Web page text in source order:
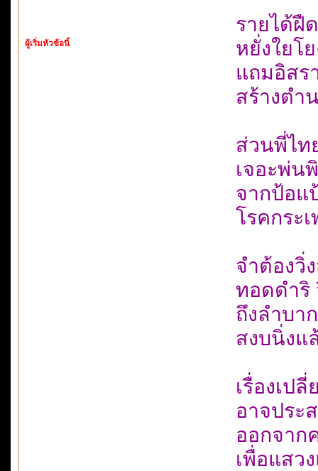
ผู้เริ่มหัวข้อนี้
รายได้ฝื
หยั่งใยโ
แถมอิสร
สร้างตำ
ส่วนพี่ไท
เจอะพ่น
จากป้อแ
โรคกระ
จำต้องวิ่
ทอดดำริ
ถึงลำบา
สงบนิ่งแ
เรื่องเป
อาจประ
ออกจาก
เพื่อแสว